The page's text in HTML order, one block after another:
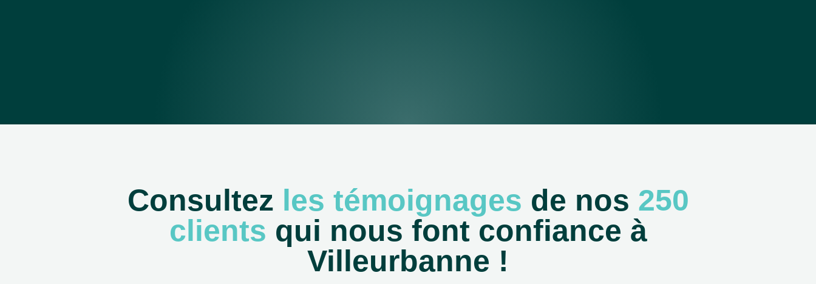
Consultez les témoignages de nos 250
clients qui nous font confiance à
Villeurbanne !